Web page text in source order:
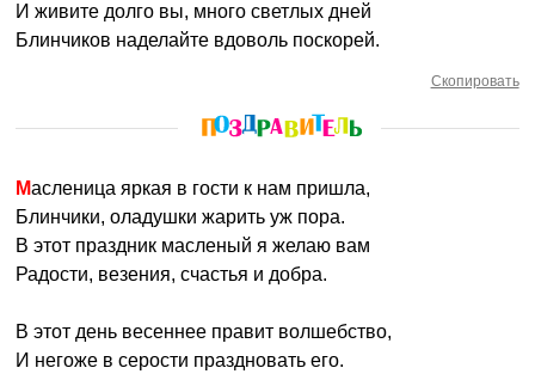
И живите долго вы, много светлых дней
Блинчиков наделайте вдоволь поскорей.
Скопировать
Масленица яркая в гости к нам пришла,
Блинчики, оладушки жарить уж пора.
В этот праздник масленый я желаю вам
Радости, везения, счастья и добра.
В этот день весеннее правит волшебство,
И негоже в серости праздновать его.